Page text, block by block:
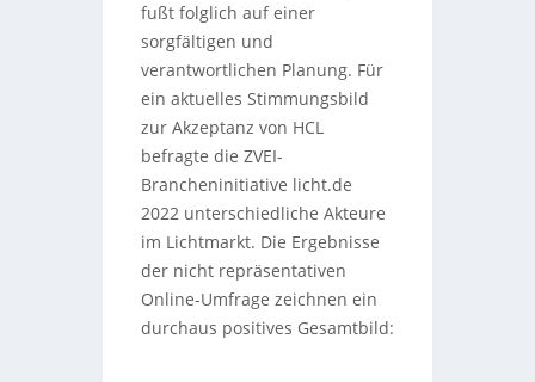
fußt folglich auf einer
sorgfältigen und
verantwortlichen Planung. Für
ein aktuelles Stimmungsbild
zur Akzeptanz von HCL
befragte die ZVEI-
Brancheninitiative licht.de
2022 unterschiedliche Akteure
im Lichtmarkt. Die Ergebnisse
der nicht repräsentativen
Online-Umfrage zeichnen ein
durchaus positives Gesamtbild: